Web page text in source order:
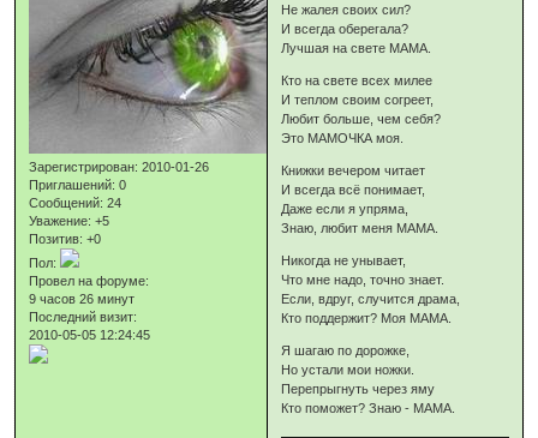
Зарегистрирован: 2010-01-26
Приглашений: 0
Сообщений: 24
Уважение: +5
Позитив: +0
Пол:
Провел на форуме:
9 часов 26 минут
Последний визит:
2010-05-05 12:24:45
Не жалея своих сил?
И всегда оберегала?
Лучшая на свете МАМА.
Кто на свете всех милее
И теплом своим согреет,
Любит больше, чем себя?
Это МАМОЧКА моя.
Книжки вечером читает
И всегда всё понимает,
Даже если я упряма,
Знаю, любит меня МАМА.
Никогда не унывает,
Что мне надо, точно знает.
Если, вдруг, случится драма,
Кто поддержит? Моя МАМА.
Я шагаю по дорожке,
Но устали мои ножки.
Перепрыгнуть через яму
Кто поможет? Знаю - МАМА.